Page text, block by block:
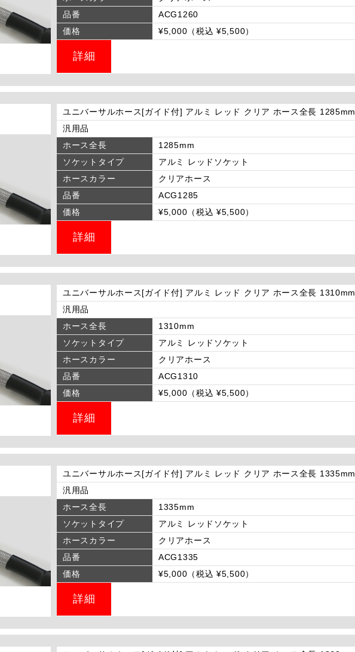
品番
ACG1260
価格
¥5,000（税込 ¥5,500）
詳細
ユニバーサルホース[ガイド付] アルミ レッド クリア ホース全長 1285mm
汎用品
ホース全長
1285mm
ソケットタイプ
アルミ レッドソケット
ホースカラー
クリアホース
品番
ACG1285
価格
¥5,000（税込 ¥5,500）
詳細
ユニバーサルホース[ガイド付] アルミ レッド クリア ホース全長 1310mm
汎用品
ホース全長
1310mm
ソケットタイプ
アルミ レッドソケット
ホースカラー
クリアホース
品番
ACG1310
価格
¥5,000（税込 ¥5,500）
詳細
ユニバーサルホース[ガイド付] アルミ レッド クリア ホース全長 1335mm
汎用品
ホース全長
1335mm
ソケットタイプ
アルミ レッドソケット
ホースカラー
クリアホース
品番
ACG1335
価格
¥5,000（税込 ¥5,500）
詳細